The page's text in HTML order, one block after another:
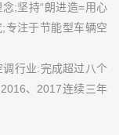
;坚持“朗进造=用心
专注于节能型车辆空
行业:完成超过八个
、2017连续三年